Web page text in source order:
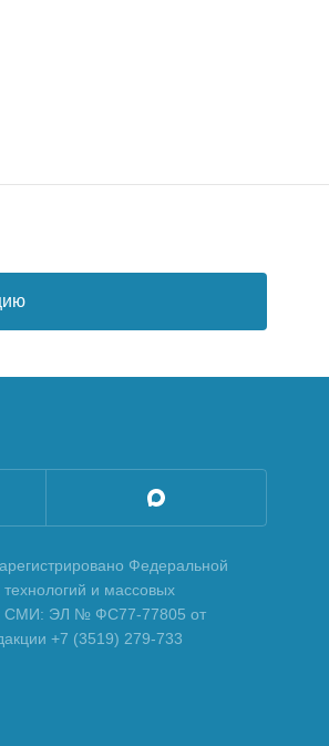
Федеральной
и массовых
СМИ: ЭЛ № ФС77-77805 от
+7 (3519) 279-733